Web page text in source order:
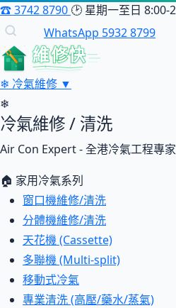
☎3742 8790 🕑 星期一至日 8:00-
WhatsApp 5932 8799
維修快
❄ 冷氣維修 ▼
❄
冷氣維修 / 清洗
Air Con Expert - 全港冷氣工程專家
🏠 家用冷氣系列
窗口機維修/清洗
分體機維修/清洗
天花機 (Cassette)
多聯機 (Multi-split)
移動式冷氣
專業清洗 (高壓/藥水/蒸氣)